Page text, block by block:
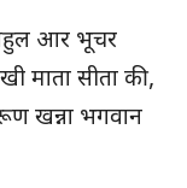
आर भूचर
माता सीता की,
खन्ना भगवान